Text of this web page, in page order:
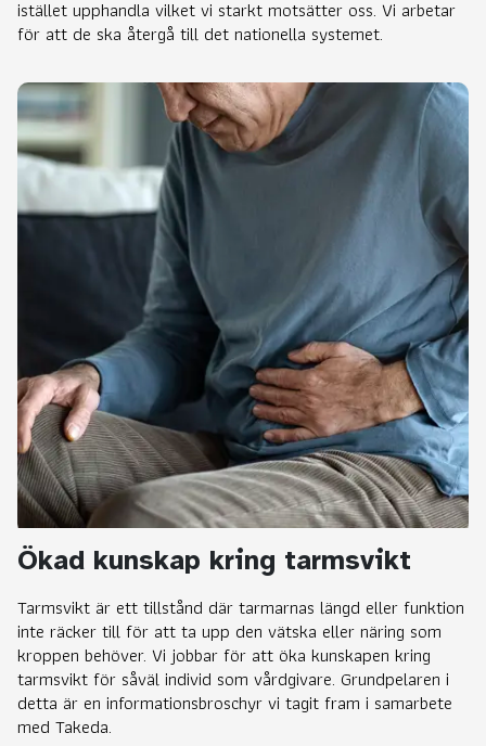
istället upphandla vilket vi starkt motsätter oss. Vi arbetar
för att de ska återgå till det nationella systemet.
Ökad kunskap kring tarmsvikt
Tarmsvikt är ett tillstånd där tarmarnas längd eller funktion
inte räcker till för att ta upp den vätska eller näring som
kroppen behöver. Vi jobbar för att öka kunskapen kring
tarmsvikt för såväl individ som vårdgivare. Grundpelaren i
detta är en informationsbroschyr vi tagit fram i samarbete
med Takeda.